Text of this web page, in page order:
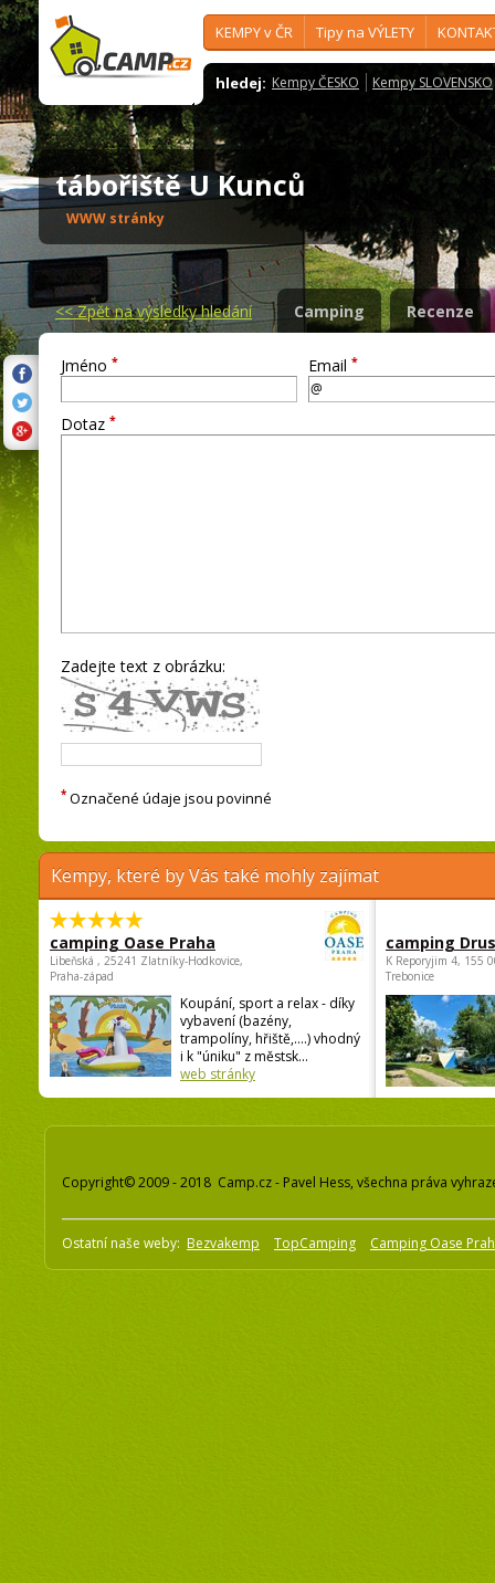
KEMPY v ČR Tipy na VÝLETY
hledej: Kempy ČESKO Kempy SLOVENSKO
tábořiště U Kunců
WWW stránky
<<Zpět na výsledky hledání Camping Recenze
Jméno * Email *
Dotaz *
Zadejte text z obrázku:
* Označené údaje jsou povinné
Kempy, které by Vás také mohly zajímat
camping Oase Praha
Libeňská , 25241 Zlatníky-Hodkovice,
Praha-západ
Koupání, sport a relax - díky
vybavení (bazény,
trampolíny, hřiště,....) vhodný
i k "úniku" z městsk...
web stránky
camping
K Reporyjim 4, 155
Trebonice
Copyright© 2009 - 2018 Camp.cz - Pavel Hess, všechna práva
Ostatní naše weby: Bezvakemp TopCamping Camping Oase